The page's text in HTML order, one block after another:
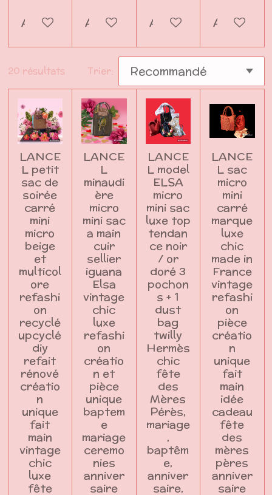
Ajouter au panierAjouter au panierAjouter au panier
Ajouter
20 résultats Trier:
LANCE
L petit
sac de
soirée
carré
mini
micro
beige
et
multicol
ore
refashi
on
recyclé
upcyclé
diy
refait
rénové
créatio
n
unique
fait
main
vintage
chic
luxe
fête
LANCE
L
minaudi
ère
micro
mini sac
a main
cuir
sellier
iguana
Elsa
vintage
chic
luxe
refashi
on
créatio
n et
pièce
unique
baptem
e
mariage
ceremo
nies
anniver
saire
LANCE
L model
ELSA
micro
mini sac
luxe top
tendan
ce noir
/ or
doré 3
pochon
s + 1
dust
bag
twilly
Hermès
chic
fête
des
Mères
Pérès,
mariage
,
baptêm
e,
anniver
saire,
LANCE
L sac
micro
mini
carré
marque
luxe
chic
made in
France
vintage
refashi
on
pièce
créatio
n
unique
fait
main
idée
cadeau
fête
des
mères
pères
anniver
saire